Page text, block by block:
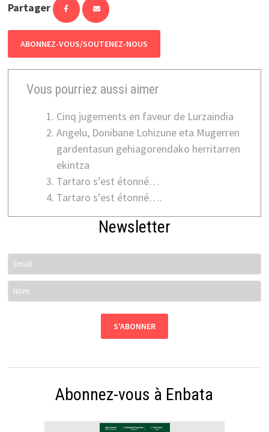
Partager
ABONNEZ-VOUS/SOUTENEZ-NOUS
Vous pourriez aussi aimer
Cinq jugements en faveur de Lurzaindia
Angelu, Donibane Lohizune eta Mugerren
gardentasun gehiagorendako herritarren
ekintza
Tartaro s’est étonné…
Tartaro s’est étonné….
Newsletter
Abonnez-vous à Enbata